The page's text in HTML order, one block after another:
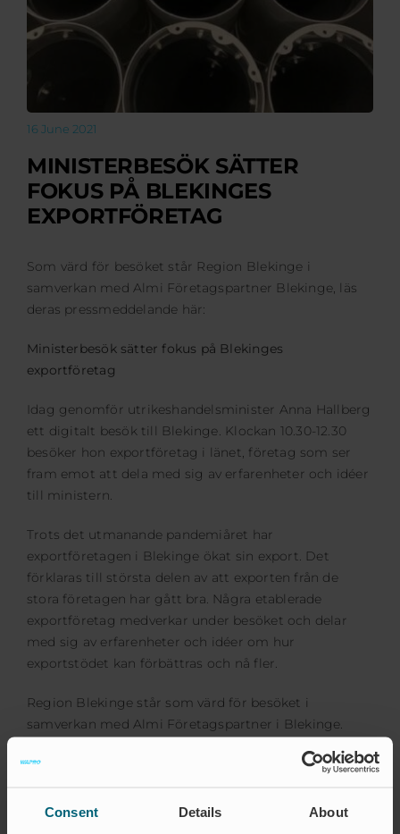
Consent Details About
Certification
16 June 2021
MINISTERBESÖK SÄTTER
FOKUS PÅ BLEKINGES
EXPORTFÖRETAG
Som värd för besöket står Region Blekinge i
samverkan med Almi Företagspartner Blekinge, läs
deras pressmeddelande här:
Ministerbesök sätter fokus på Blekinges
exportföretag
Idag genomför utrikeshandelsminister Anna Hallberg
ett digitalt besök till Blekinge. Klockan 10.30-12.30
besöker hon exportföretag i länet, företag som ser
fram emot att dela med sig av erfarenheter och idéer
till ministern.
Trots det utmanande pandemiåret har
exportföretagen i Blekinge ökat sin export. Det
förklaras till största delen av att exporten från de
stora företagen har gått bra. Några etablerade
exportföretag medverkar under besöket och delar
med sig av erfarenheter och idéer om hur
exportstödet kan förbättras och nå fler.
Region Blekinge står som värd för besöket i
samverkan med Almi Företagspartner i Blekinge.
Exporterar, som är en del av regeringens export- och